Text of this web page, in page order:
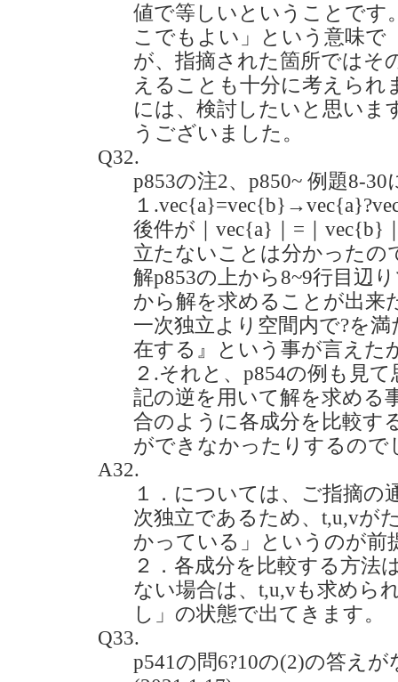
値で等しいということです
こでもよい」という意味で
が、指摘された箇所ではそ
えることも十分に考えられ
には、検討したいと思いま
うございました。
Q32.
p853の注2、p850~ 例題8-
１
後件が｜vec{a}｜=｜vec{b}
立たないことは分かったの
解p853の上から8~9行目辺
から解を求めることが出来
一次独立より空間内で?を
在する』という事が言えた
２.それと、p854の例も見
記の逆を用いて解を求める
合のように各成分を比較す
ができなかったりするので
A32.
１．については、ご指摘の
次独立であるため、t,u,vが
かっている」というのが前
２．各成分を比較する方法
ない場合は、t,u,vも求めら
し」の状態で出てきます。
Q33.
p541の問6?10の(2)の答え